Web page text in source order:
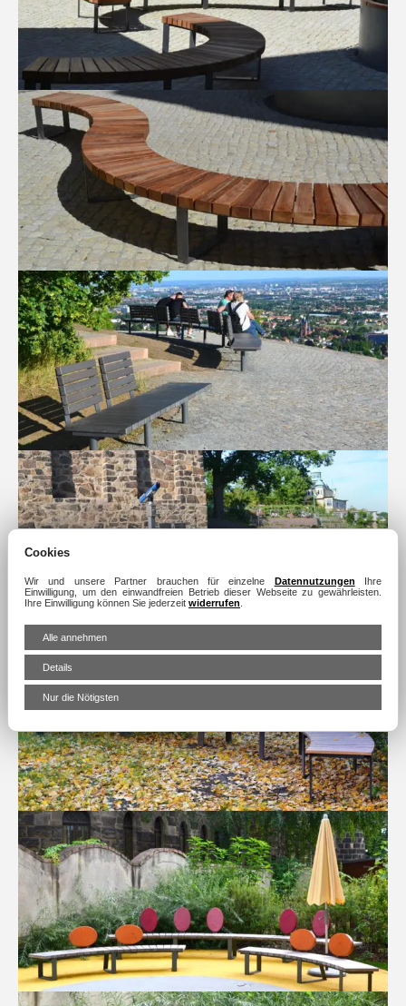
Cookies
Wir und unsere Partner brauchen für einzelne Datennutzungen Ihre
Einwilligung, um den einwandfreien Betrieb dieser Webseite zu gewährleisten.
Ihre Einwilligung können Sie jederzeit widerrufen
Alle annehmen
Details
Nur die Nötigsten